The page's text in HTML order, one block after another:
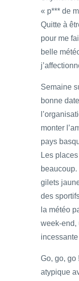
« p*** de
Quitte à
pour me
belle
Semaine
bonne
monter
pays
Les
beaucoup.
gilets
des
la météo
week-end,
Go, go, go
atypique